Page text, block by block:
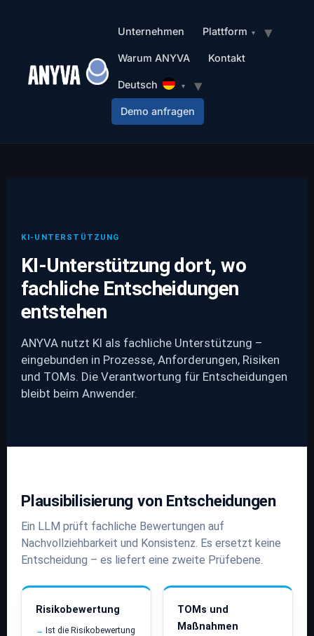
Unternehmen Plattform
Warum ANYVA Kontakt
Deutsch
Demo anfragen
KI-UNTERSTÜTZUNG
KI-Unterstützung dort, wo
fachliche Entscheidungen
entstehen
ANYVA nutzt KI als fachliche Unterstützung –
eingebunden in Prozesse, Anforderungen, Risiken
und TOMs. Die Verantwortung für Entscheidungen
bleibt beim Anwender.
Plausibilisierung von Entscheidungen
Ein LLM prüft fachliche Bewertungen auf
Nachvollziehbarkeit und Konsistenz. Es ersetzt keine
Entscheidung – es liefert eine zweite Prüfebene.
Risikobewertung
Ist die Risikobewertung
TOMs und
Maßnahmen